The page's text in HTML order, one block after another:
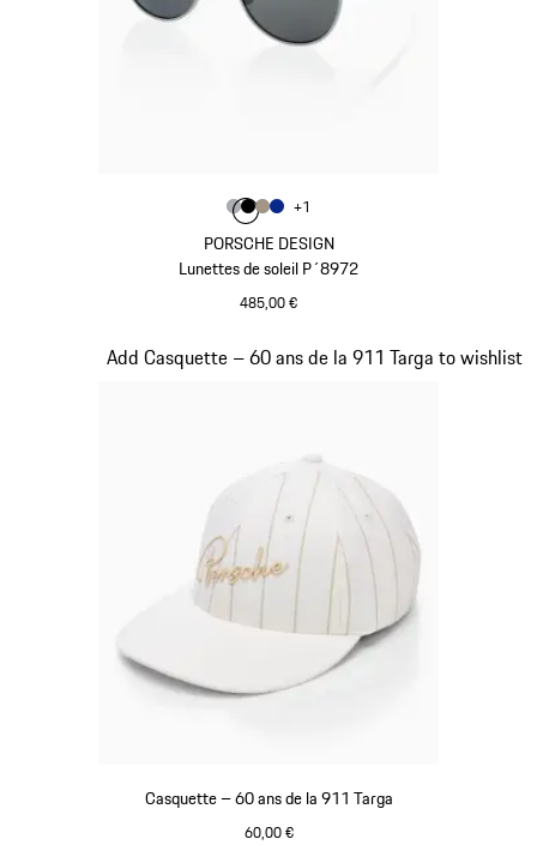
PORSCHE DESIGN
Lunettes de soleil P´8972
485,00 €
Couleur
Couleur Gris
CouleurNoir
Couleur
Couleur
+1
Casquette – 60 ans de la 911 Targa
60,00 €
Add Casquette – 60 ans de la 911 Targa to wishlist
Diapositive 3 sur 20